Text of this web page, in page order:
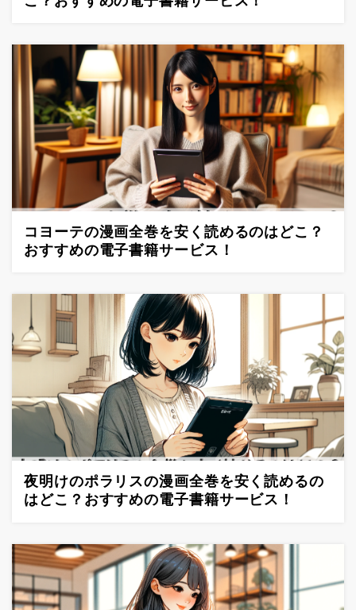
コヨーテの漫画全巻を安く読めるのはどこ？
おすすめの電子書籍サービス！
夜明けのポラリスの漫画全巻を安く読めるの
はどこ？おすすめの電子書籍サービス！